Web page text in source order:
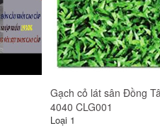
Gương Viglacera VG833
(VSDG3)
Loại 1